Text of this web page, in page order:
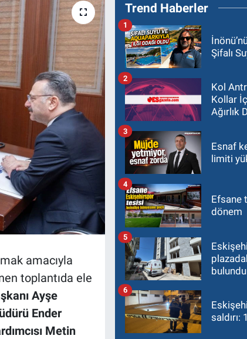
amacıyla
toplantıda ele
Ayşe
Ender
Metin
Trend Haberler
Şifalı
1
Kol
Kollar
Ağırlık
2
Esnaf
limiti
3
Efsane
dönem
4
bulundu
5
saldırı:
6